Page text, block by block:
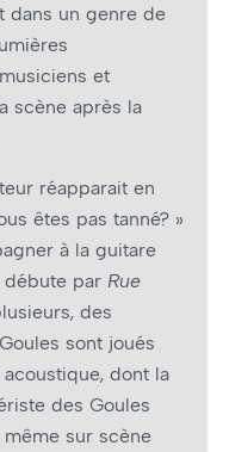
dans un genre de
et
scène après la
réapparait en
êtes pas tanné? »
à la guitare
par Rue
des
sont joués
dont la
des Goules
même sur scène